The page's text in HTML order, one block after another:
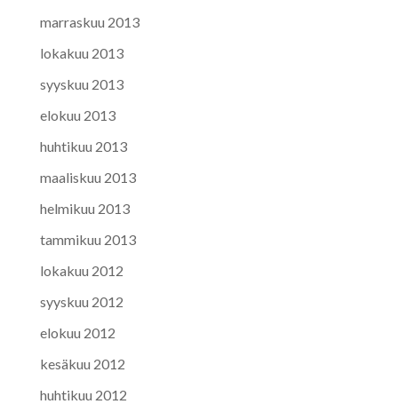
marraskuu 2013
lokakuu 2013
syyskuu 2013
elokuu 2013
huhtikuu 2013
maaliskuu 2013
helmikuu 2013
tammikuu 2013
lokakuu 2012
syyskuu 2012
elokuu 2012
kesäkuu 2012
huhtikuu 2012